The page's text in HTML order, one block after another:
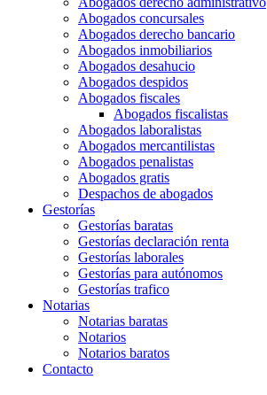
Abogados concursales
Abogados derecho bancario
Abogados inmobiliarios
Abogados desahucio
Abogados despidos
Abogados fiscales
Abogados fiscalistas
Abogados laboralistas
Abogados mercantilistas
Abogados penalistas
Abogados gratis
Despachos de abogados
Gestorías
Gestorías baratas
Gestorías declaración renta
Gestorías laborales
Gestorías para autónomos
Gestorías trafico
Notarias
Notarias baratas
Notarios
Notarios baratos
Contacto